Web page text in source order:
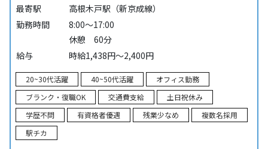
最寄駅
高根木戸駅（新京成線）
勤務時間
8:00～17:00
休憩 60分
給与
時給1,438円～2,400円
20~30代活躍 40~50代活躍
オフィス勤務
ブランク・復職OK
交通費支給
土日祝休み
学歴不問
有資格者優遇 残業少なめ
複数名採用
駅チカ